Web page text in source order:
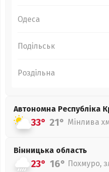
Одеса
Подільськ
Роздільна
Автономна Республіка
33° 21° Мінлива
Вінницька область
23° 16° Похмуро,